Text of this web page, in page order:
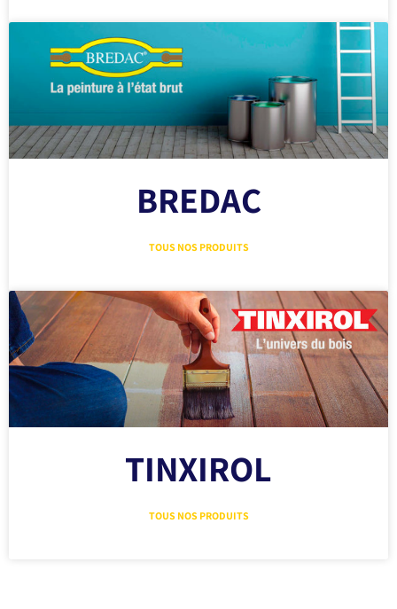
BREDAC
TOUS NOS PRODUITS
TINXIROL
TOUS NOS PRODUITS